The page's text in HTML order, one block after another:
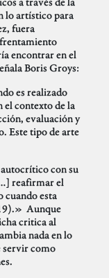
lo artístico para
fuera
encontrar en el
Boris Groys:
es realizado
contexto de la
evaluación y
Este tipo de arte
con su
reafirmar el
esta
Aunque
critica al
nada en lo
servir como